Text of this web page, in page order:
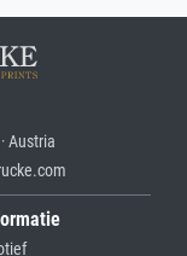
Austria